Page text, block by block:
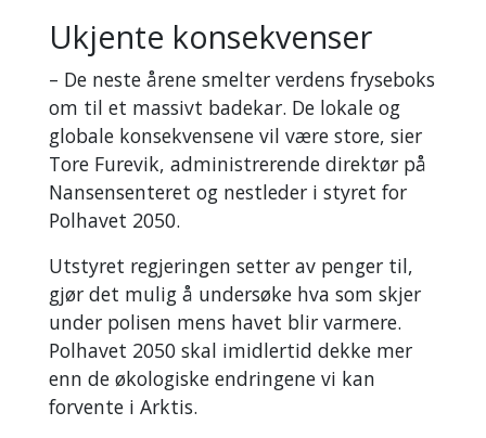
Ukjente konsekvenser
– De neste årene smelter verdens fryseboks
om til et massivt badekar. De lokale og
globale konsekvensene vil være store, sier
Tore Furevik, administrerende direktør på
Nansensenteret og nestleder i styret for
Polhavet 2050.
Utstyret regjeringen setter av penger til,
gjør det mulig å undersøke hva som skjer
under polisen mens havet blir varmere.
Polhavet 2050 skal imidlertid dekke mer
enn de økologiske endringene vi kan
forvente i Arktis.